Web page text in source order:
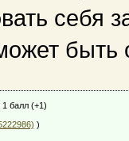
быть
балл (+1)
)